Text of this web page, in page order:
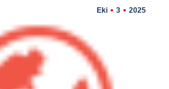
Eki 3 2025